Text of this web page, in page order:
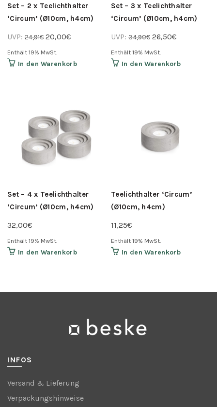
Set – 2 x Teelichthalter
‘Circum’ (Ø10cm, h4cm)
UVP: 24,91€ Ursprünglicher
Preis
war:
20,00€
ist:
Enthält 19% MwSt.
In den Warenkorb
Set – 3 x Teelichthalter
‘Circum’ (Ø10cm, h4cm)
UVP: 34,90€ Ursprünglicher
Preis
war:
26,50€
ist:
Enthält 19% MwSt.
In den Warenkorb
Set – 4 x Teelichthalter
‘Circum’ (Ø10cm, h4cm)
32,00€
Enthält 19% MwSt.
In den Warenkorb
Teelichthalter ‘Circum’
(Ø10cm, h4cm)
11,25€
Enthält 19% MwSt.
In den Warenkorb
INFOS
Versand & Lieferung
Verpackungshinweise